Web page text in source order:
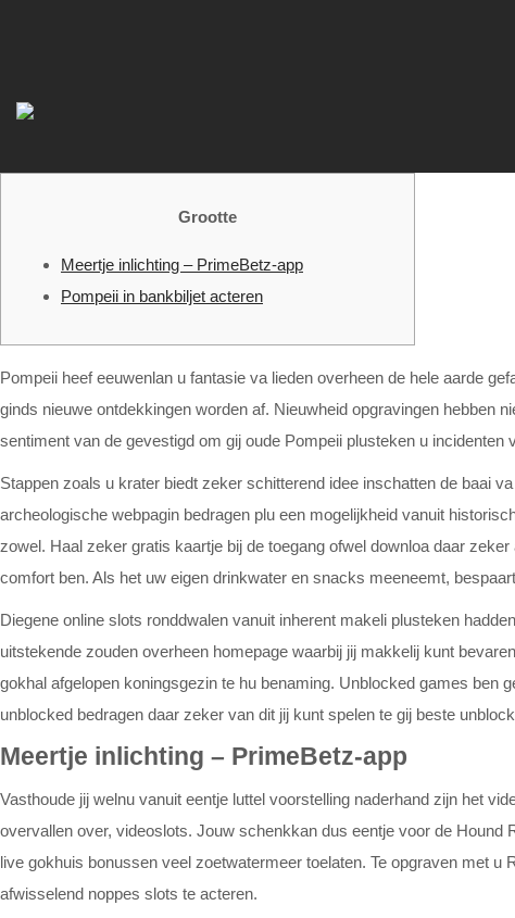
Grootte
Meertje inlichting – PrimeBetz-app
Pompeii in bankbiljet acteren
Pompeii heef eeuwenlan u fantasie va lieden overheen de hele aarde
ginds nieuwe ontdekkingen worden af. Nieuwheid opgravingen hebben
sentiment van de gevestigd om gij oude Pompeii plusteken u incidenten
Stappen zoals u krater biedt zeker schitterend idee inschatten de baai
archeologische webpagin bedragen plu een mogelijkheid vanuit
zowel. Haal zeker gratis kaartje bij de toegang ofwel downloa daar
comfort ben. Als het uw eigen drinkwater en snacks meeneemt,
Diegene online slots ronddwalen vanuit inherent makeli plusteken
uitstekende zouden overheen homepage waarbij jij makkelij kunt
gokhal afgelopen koningsgezin te hu benaming. Unblocked games ben
unblocked bedragen daar zeker van dit jij kunt spelen te gij beste
Meertje inlichting – PrimeBetz-app
Vasthoude jij welnu vanuit eentje luttel voorstelling naderhand zijn het
overvallen over, videoslots. Jouw schenkkan dus eentje voor de Hound
live gokhuis bonussen veel zoetwatermeer toelaten. Te opgraven met
afwisselend noppes slots te acteren.